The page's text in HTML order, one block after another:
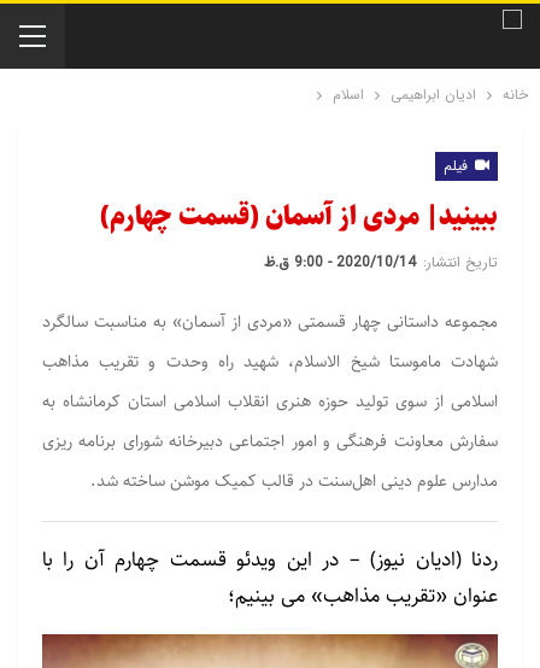
خانه ادیان ابراهیمی اسلام
فیلم
ببینید| مردی از آسمان (قسمت چهارم)
تاریخ انتشار: 2020/10/14 - 9:00 ق.ظ
مجموعه داستانی چهار قسمتی «مردی از آسمان» به مناسبت سالگرد
شهادت ماموستا شیخ الاسلام، شهید راه وحدت و تقریب مذاهب
اسلامی از سوی تولید حوزه هنری انقلاب اسلامی استان کرمانشاه به
سفارش معاونت فرهنگی و امور اجتماعی دبیرخانه شورای برنامه ریزی
مدارس علوم دینی اهل‌سنت در قالب کمیک موشن ساخته شد.
ردنا (ادیان نیوز) – در این ویدئو قسمت چهارم آن را با
عنوان «تقریب مذاهب» می بینیم؛
نمایشگر